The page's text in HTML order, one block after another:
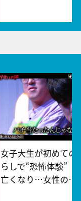
女子大生が初めての
らしで“恐怖体験”
亡くなり…女性の…